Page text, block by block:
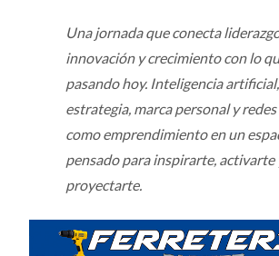
Una jornada que conecta
innovación y crecimiento con lo
pasando hoy. Inteligencia artificial,
estrategia, marca personal y
como emprendimiento en un
pensado para inspirarte, activarte
proyectarte.